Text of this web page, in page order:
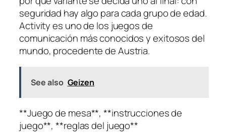
seguridad hay algo para cada grupo de edad.
Activity es uno de los juegos de
comunicación más conocidos y exitosos del
mundo, procedente de Austria.
See also Geizen
**Juego de mesa**, **instrucciones de
juego**, **reglas del juego**